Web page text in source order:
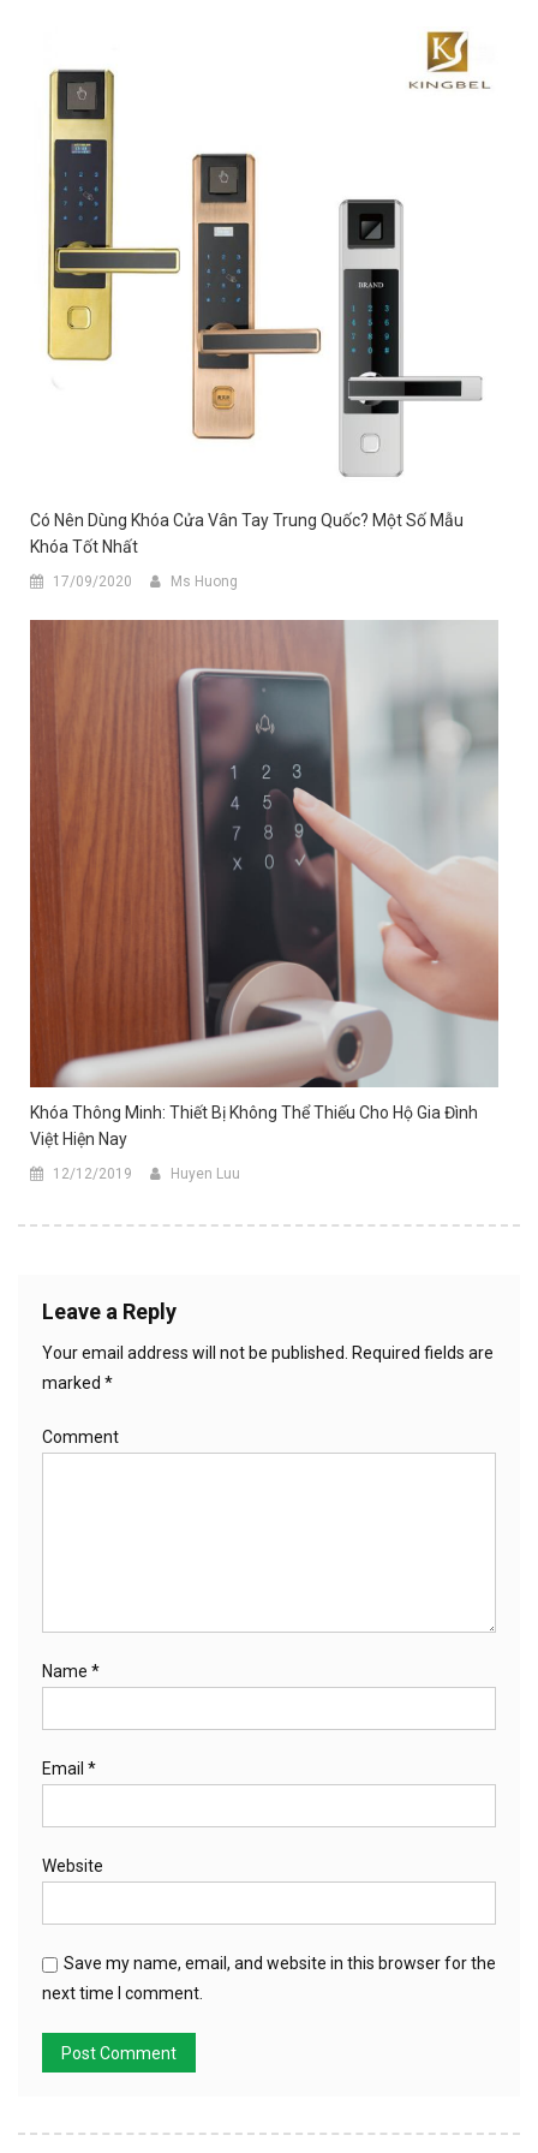
Có Nên Dùng Khóa Cửa Vân Tay Trung Quốc? Một Số Mẫu
Khóa Tốt Nhất
17/09/2020 Ms Huong
Khóa Thông Minh: Thiết Bị Không Thể Thiếu Cho Hộ Gia Đình
Việt Hiện Nay
12/12/2019 Huyen Luu
Leave a Reply
Your email address will not be published. Required fields are
marked *
Comment
Name *
Email *
Website
Save my name, email, and website in this browser for the
next time I comment.